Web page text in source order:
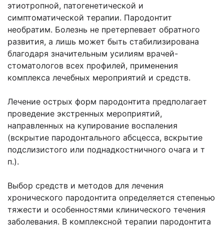
этиотропной, патогенетической и
симптоматической терапии. Пародонтит
необратим. Болезнь не претерпевает обратного
развития, а лишь может быть стабилизирована
благодаря значительным усилиям врачей-
стоматологов всех профилей, применения
комплекса лечебных мероприятий и средств.
Лечение острых форм пародонтита предполагает
проведение экстренных мероприятий,
направленных на купирование воспаления
(вскрытие пародонтального абсцесса, вскрытие
подслизистого или поднадкостничного очага и т
п.).
Выбор средств и методов для лечения
хронического пародонтита определяется степенью
тяжести и особенностями клинического течения
заболевания. В комплексной терапии пародонтита